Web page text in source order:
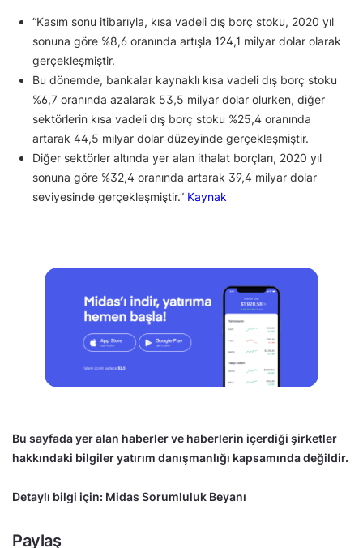
“Kasım sonu itibarıyla, kısa vadeli dış borç stoku, 2020 yıl
sonuna göre %8,6 oranında artışla 124,1 milyar dolar olarak
gerçekleşmiştir.
Bu dönemde, bankalar kaynaklı kısa vadeli dış borç stoku
%6,7 oranında azalarak 53,5 milyar dolar olurken, diğer
sektörlerin kısa vadeli dış borç stoku %25,4 oranında
artarak 44,5 milyar dolar düzeyinde gerçekleşmiştir.
Diğer sektörler altında yer alan ithalat borçları, 2020 yıl
sonuna göre %32,4 oranında artarak 39,4 milyar dolar
seviyesinde gerçekleşmiştir.” Kaynak
Bu sayfada yer alan haberler ve haberlerin içerdiği şirketler
hakkındaki bilgiler yatırım danışmanlığı kapsamında değildir.
Detaylı bilgi için: Midas Sorumluluk Beyanı
Paylaş